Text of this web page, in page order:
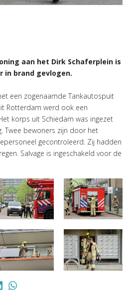
aan het Dirk Schaferplein is
in brand gevlogen.
een zogenaamde Tankautospuit
Rotterdam werd ook een
korps uit Schiedam was ingezet
Twee bewoners zijn door het
gecontroleerd. Zij hadden
Salvage is ingeschakeld voor de